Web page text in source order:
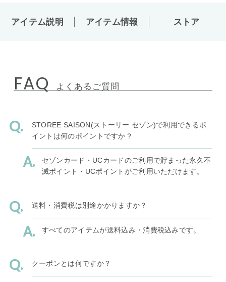
アイテム説明 アイテム情報 ストア
FAQ よくあるご質問
STOREE SAISON(ストーリー セゾン)で利用できるポ
イントは何のポイントですか？
セゾンカード・UCカードのご利用で貯まった永久不
滅ポイント・UCポイントがご利用いただけます。
送料・消費税は別途かかりますか？
すべてのアイテムが送料込み・消費税込みです。
クーポンとは何ですか？